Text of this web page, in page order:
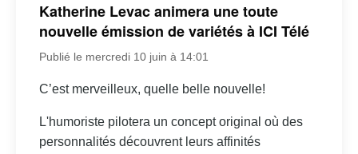
Katherine Levac animera une toute
nouvelle émission de variétés à ICI Télé
Publié le mercredi 10 juin à 14:01
C’est merveilleux, quelle belle nouvelle!
L'humoriste pilotera un concept original où des
personnalités découvrent leurs affinités